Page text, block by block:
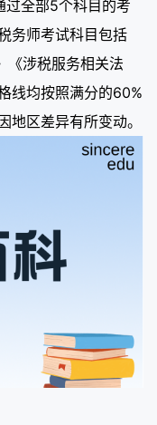
过全部5个科目的考
务师考试科目包括
《涉税服务相关法
线均按照满分的60%
区差异有所变动。